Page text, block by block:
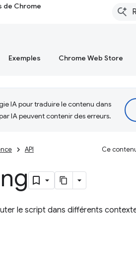
de Chrome
Exemples Chrome Web Store
IA pour traduire le contenu dans
IA peuvent contenir des erreurs.
API Ce
le script dans différents